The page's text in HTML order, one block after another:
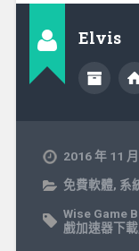
Elvis
2016 年 11
免費軟體, 系
Wise Game
戲加速器下載